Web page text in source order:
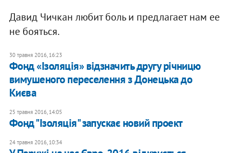
Давид Чичкан любит боль и предлагает нам ее
не бояться.
30 травня 2016, 16:23
Фонд «Ізоляція» відзначить другу річницю
вимушеного переселення з Донецька до
Києва
25 травня 2016, 14:05
Фонд "Ізоляція" запускає новий проект
24 травня 2016, 10:34